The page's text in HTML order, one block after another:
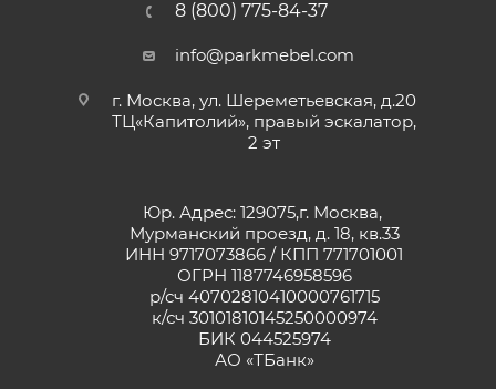
8 (800) 775-84-37
info@parkmebel.com
г. Москва, ул. Шереметьевская, д.20
ТЦ«Капитолий», правый эскалатор,
2 эт
Юр. Адрес: 129075,г. Москва,
Мурманский проезд, д. 18, кв.33
ИНН 9717073866 / КПП 771701001
ОГРН 1187746958596
р/сч 40702810410000761715
к/сч 30101810145250000974
БИК 044525974
АО «ТБанк»